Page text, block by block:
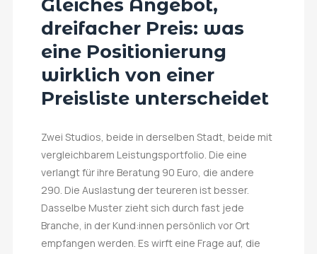
Gleiches Angebot,
dreifacher Preis: was
eine Positionierung
wirklich von einer
Preisliste unterscheidet
Zwei Studios, beide in derselben Stadt, beide mit
vergleichbarem Leistungsportfolio. Die eine
verlangt für ihre Beratung 90 Euro, die andere
290. Die Auslastung der teureren ist besser.
Dasselbe Muster zieht sich durch fast jede
Branche, in der Kund:innen persönlich vor Ort
empfangen werden. Es wirft eine Frage auf, die